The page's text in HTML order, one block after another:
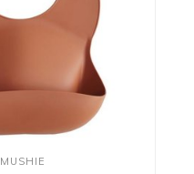
MUSHIE